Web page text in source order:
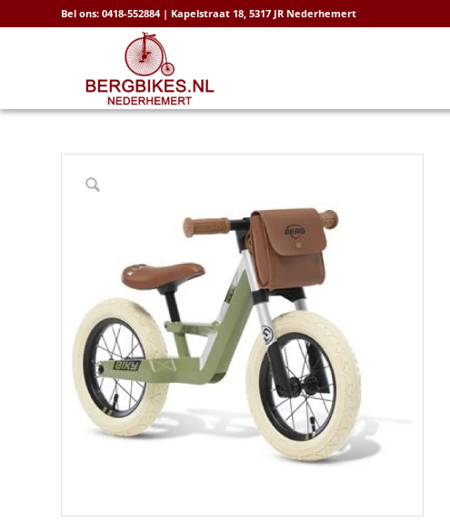
Bel ons: 0418-552884 | Kapelstraat 18, 5317 JR Nederhemert